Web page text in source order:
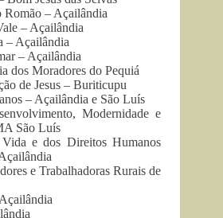
Romão – Açailândia
– Açailândia
– Açailândia
– Açailândia
dos Moradores do Pequiá
de Jesus – Buriticupu
– Açailândia e São Luís
Modernidade e
São Luís
e dos Direitos Humanos
e Trabalhadoras Rurais de